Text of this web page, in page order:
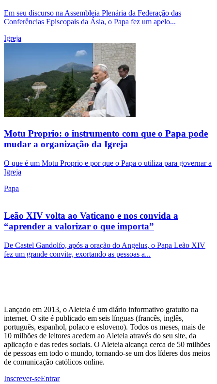
Em seu discurso na Assembleia Plenária da Federação das
Conferências Episcopais da Ásia, o Papa fez um apelo...
Igreja
Motu Proprio: o instrumento com que o Papa pode
mudar a organização da Igreja
O que é um Motu Proprio e por que o Papa o utiliza para governar a
Igreja
Papa
Leão XIV volta ao Vaticano e nos convida a
“aprender a valorizar o que importa”
De Castel Gandolfo, após a oração do Angelus, o Papa Leão XIV
fez um grande convite, exortando as pessoas a...
Lançado em 2013, o Aleteia é um diário informativo gratuito na
internet. O site é publicado em seis línguas (francês, inglês,
português, espanhol, polaco e esloveno). Todos os meses, mais de
10 milhões de leitores acedem ao Aleteia através do seu site, da
aplicação e das redes sociais. O Aleteia alcança cerca de 50 milhões
de pessoas em todo o mundo, tornando-se um dos líderes dos meios
de comunicação católicos online.
Inscrever-seEntrar